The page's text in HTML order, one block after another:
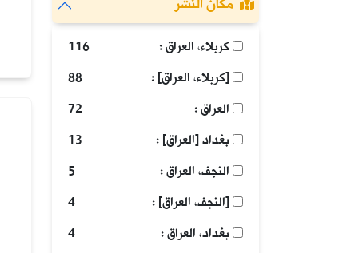
كربلاء، العراق :
116
[كربلاء، العراق] :
88
العراق :
72
بغداد [العراق] :
13
النجف، العراق :
5
[النجف، العراق] :
4
بغداد، العراق :
4